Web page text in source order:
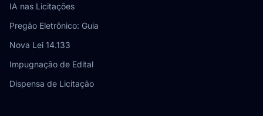
IA nas Licitações
Pregão Eletrônico: Guia
Nova Lei 14.133
Impugnação de Edital
Dispensa de Licitação